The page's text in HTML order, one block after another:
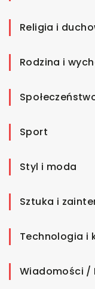
Religia i
Rodzina i
Sport
Styl i moda
Sztuka i
Technologia i
Wiadomości /